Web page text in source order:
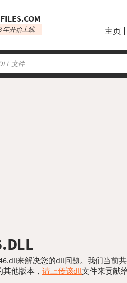
年开始上线 主页
来解决您的dll问题。我们当前共
他版本， 请上传该dll文件来贡献